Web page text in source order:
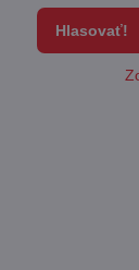
Hlasovať!